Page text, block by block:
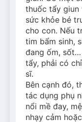
thuốc tẩy giun
sức khỏe bé
cho con. Nếu
tim bẩm sinh,
đang ốm,
tẩy, phải có
sĩ.
Bên cạnh đó,
tác dụng phụ
nổi mề đay,
nhạy cảm